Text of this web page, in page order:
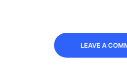
LEAVE A